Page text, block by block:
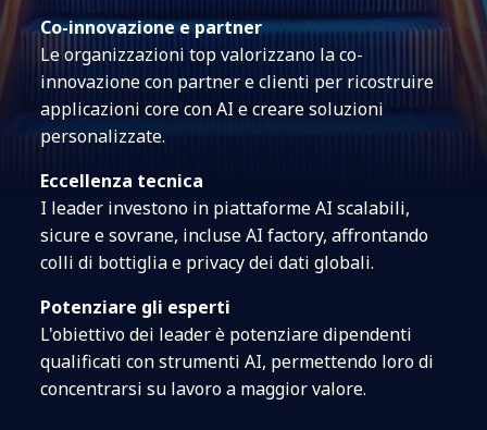
Co-innovazione e partner
Le organizzazioni top valorizzano la co-
innovazione con partner e clienti per ricostruire
applicazioni core con AI e creare soluzioni
personalizzate.
Eccellenza tecnica
I leader investono in piattaforme AI scalabili,
sicure e sovrane, incluse AI factory, affrontando
colli di bottiglia e privacy dei dati globali.
Potenziare gli esperti
L'obiettivo dei leader è potenziare dipendenti
qualificati con strumenti AI, permettendo loro di
concentrarsi su lavoro a maggior valore.